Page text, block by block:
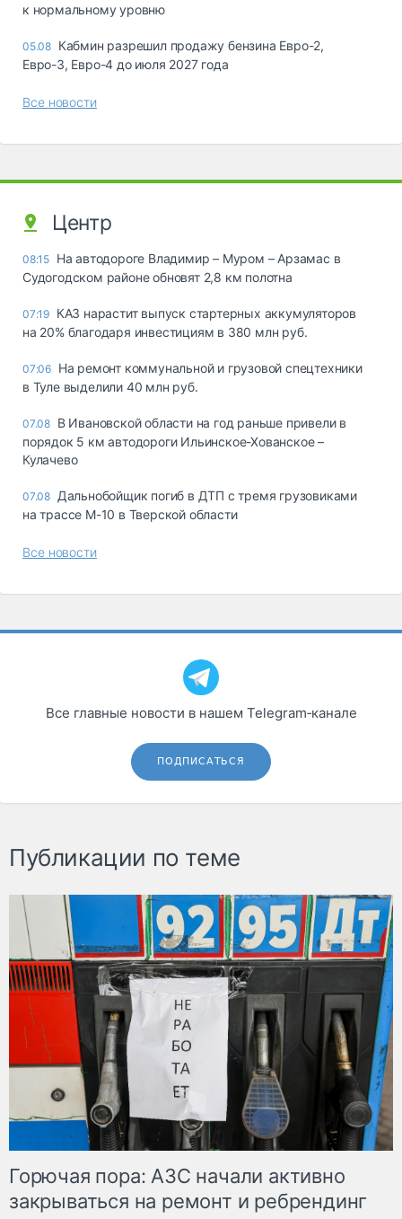
к нормальному уровню
05.08 Кабмин разрешил продажу бензина Евро-2,
Евро-3, Евро-4 до июля 2027 года
Все новости
Центр
08:15 На автодороге Владимир – Муром – Арзамас в
Судогодском районе обновят 2,8 км полотна
07:19 КАЗ нарастит выпуск стартерных аккумуляторов
на 20% благодаря инвестициям в 380 млн руб.
07:06 На ремонт коммунальной и грузовой спецтехники
в Туле выделили 40 млн руб.
07.08 В Ивановской области на год раньше привели в
порядок 5 км автодороги Ильинское-Хованское –
Кулачево
07.08 Дальнобойщик погиб в ДТП с тремя грузовиками
на трассе М-10 в Тверской области
Все новости
Все главные новости в нашем Telegram‑канале
ПОДПИСАТЬСЯ
Публикации по теме
Горючая пора: АЗС начали активно
закрываться на ремонт и ребрендинг